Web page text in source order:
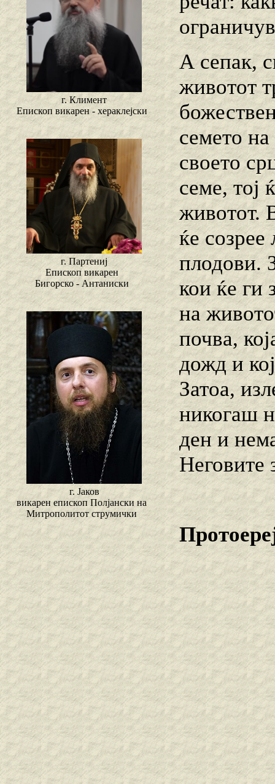
г. Климент
Епископ викарен - хераклејски
г. Партениј
Епископ викарен
Бигорско - Антаниски
г. Јаков
викарен епископ Полјански на
Митрополитот струмички
А сепак,
животот
семето
своето
семе, тој
животот.
ќе созрее
плодови.
кои ќе ги
на
почва,
дожд и
Затоа,
никогаш
ден и
Неговите